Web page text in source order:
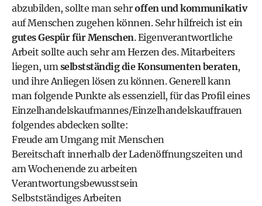
abzubilden, sollte man sehroffen und kommunikativ
auf Menschen zugehen können. Sehr hilfreich ist ein
gutes Gespür für Menschen. Eigenverantwortliche
Arbeit sollte auch sehr am Herzen des. Mitarbeiters
liegen, umselbstständig die Konsumenten beraten,
und ihre Anliegen lösen zu können. Generell kann
man folgende Punkte als essenziell, für das Profil eines
Einzelhandelskaufmannes/Einzelhandelskauffrauen
folgendes abdecken sollte:
Freude am Umgang mit Menschen
Bereitschaft innerhalb der Ladenöffnungszeiten und
am Wochenende zu arbeiten
Verantwortungsbewusstsein
Selbstständiges Arbeiten